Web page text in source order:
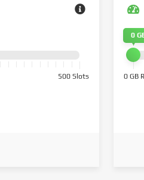
500 Slots 0 GB
0